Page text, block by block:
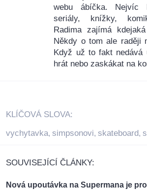
webu ábíčka. Nejvíc
seriály, knížky,
Radima zajímá
Někdy o tom ale raději
Když už to fakt nedává
hrát nebo zaskákat na
KLÍČOVÁ SLOVA:
vychytavka, simpsonovi, skateboard,
SOUVISEJÍCÍ ČLÁNKY:
Nová upoutávka na Supermana je